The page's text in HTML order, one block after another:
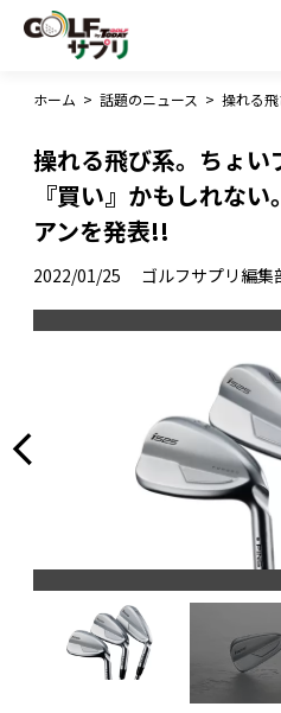
ホーム > 話題のニュース >
操れる飛び系。ちょ
『買い』かもしれな
アンを発表!!
2022/01/25 ゴルフサプリ編集